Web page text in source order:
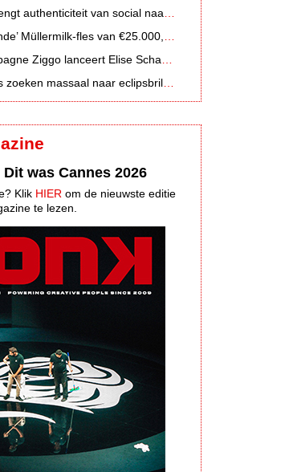
Nederlanders zoeken massaal naar eclipsbrillen op Marktplaats
Dit was Cannes 2026
Klik HIER om de nieuwste editie
te lezen.